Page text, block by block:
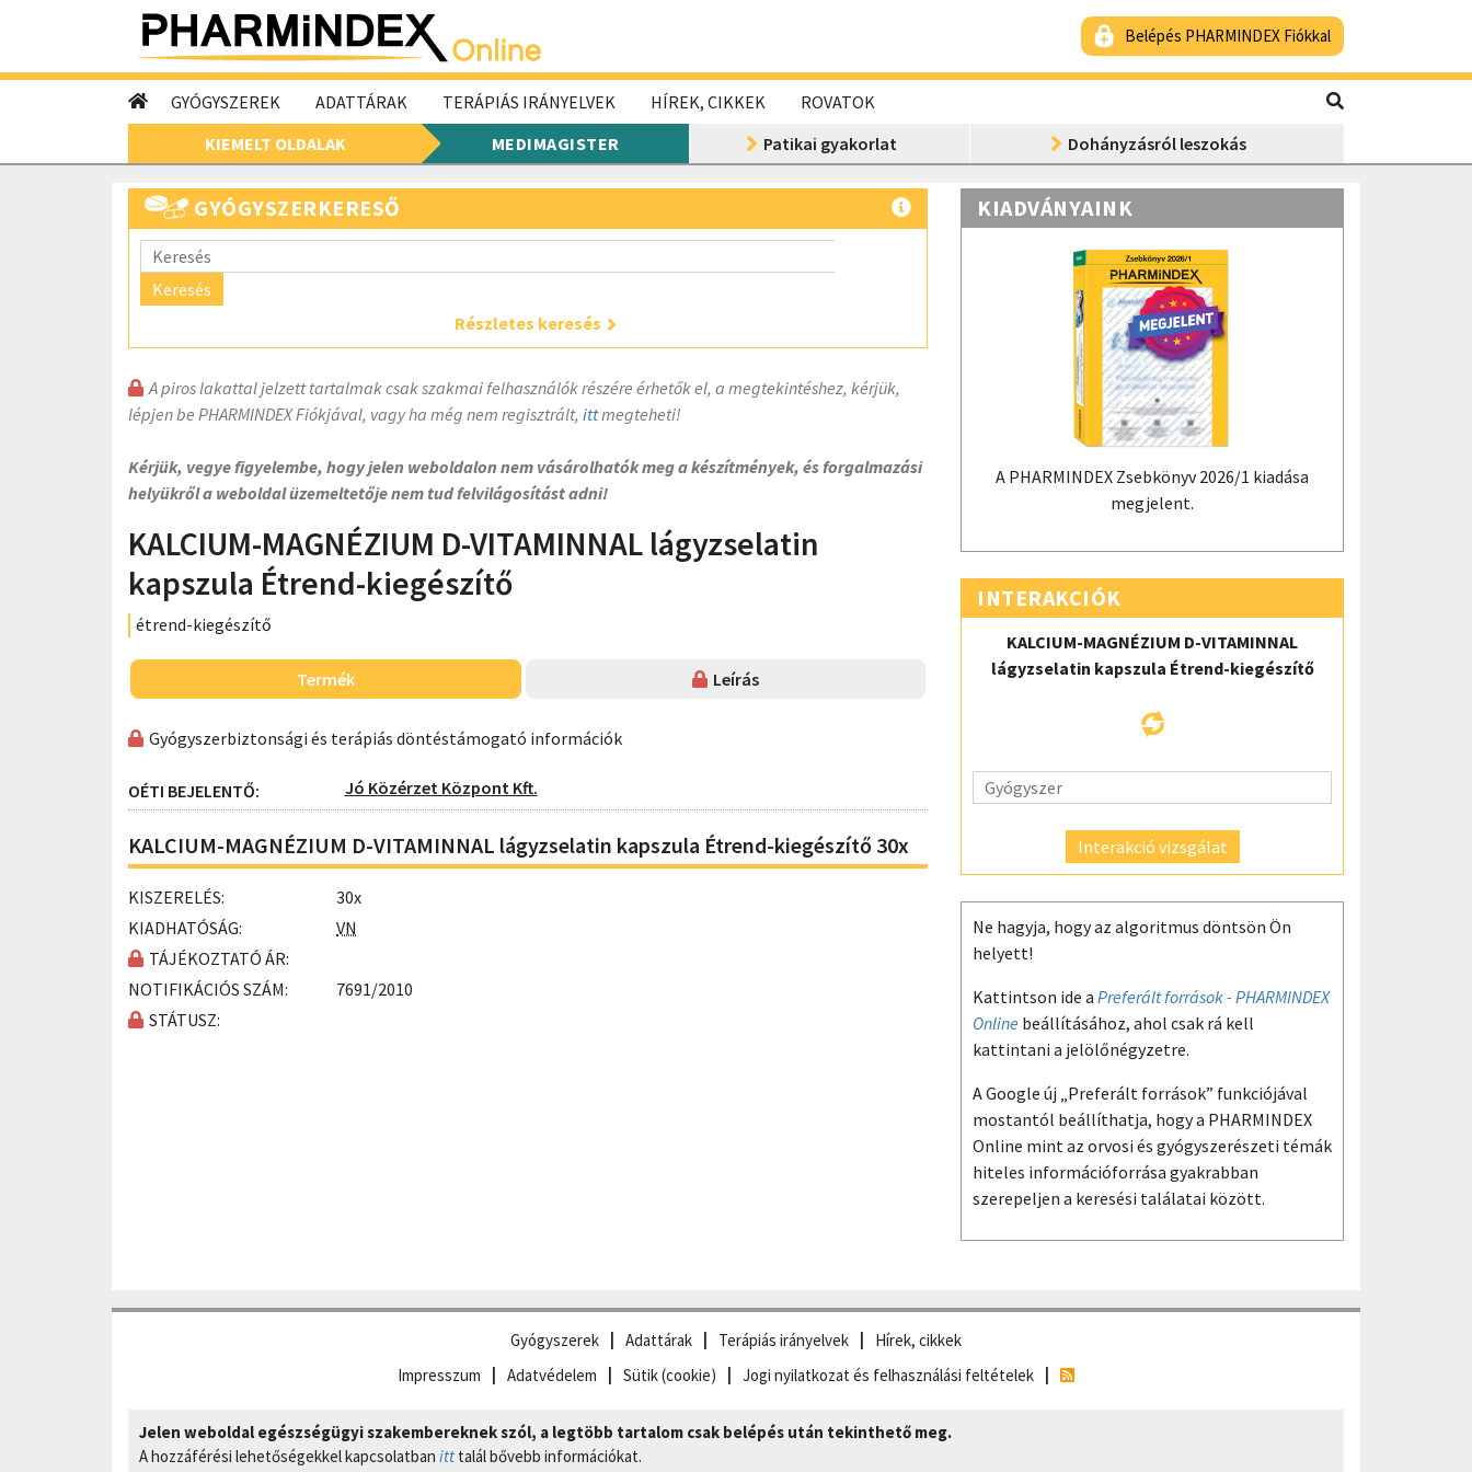
Belépés PHARMINDEX Fiókkal
GYÓGYSZEREK ADATTÁRAK TERÁPIÁS IRÁNYELVEK HÍREK, CIKKEK
ROVATOK
KIEMELT OLDALAK
MEDIMAGISTER Patikai gyakorlat Dohányzásról leszokás
GYÓGYSZERKERESŐ
Keresés
Részletes keresés
A piros lakattal jelzett tartalmak csak szakmai felhasználók részére érhetők el, a megtekintéshez, kérjük,
lépjen be PHARMINDEX Fiókjával, vagy ha még nem regisztrált, ittmegteheti!
Kérjük, vegye figyelembe, hogy jelen weboldalon nem vásárolhatók meg a készítmények, és forgalmazási
helyükről a weboldal üzemeltetője nem tud felvilágosítást adni!
KALCIUM-MAGNÉZIUM D-VITAMINNAL lágyzselatin
kapszula Étrend-kiegészítő
étrend-kiegészítő
Termék Leírás
Gyógyszerbiztonsági és terápiás döntéstámogató információk
OÉTI BEJELENTŐ: Jó Közérzet Központ Kft.
KALCIUM-MAGNÉZIUM D-VITAMINNAL lágyzselatin kapszula Étrend-kiegészítő 30x
KISZERELÉS:
30x
KIADHATÓSÁG:
VN
TÁJÉKOZTATÓ ÁR:
NOTIFIKÁCIÓS SZÁM:
7691/2010
STÁTUSZ:
KIADVÁNYAINK
A PHARMINDEX Zsebkönyv 2026/1 kiadása
megjelent.
INTERAKCIÓK
KALCIUM-MAGNÉZIUM D-VITAMINNAL
lágyzselatin kapszula Étrend-kiegészítő
Interakció vizsgálat
Ne hagyja, hogy az algoritmus döntsön Ön
helyett!
Kattintson ide a Preferált források - PHARMINDEX
Online beállításához, ahol csak rá kell
kattintani a jelölőnégyzetre.
A Google új „Preferált források” funkciójával
mostantól beállíthatja, hogy a PHARMINDEX
Online mint az orvosi és gyógyszerészeti témák
hiteles információforrása gyakrabban
szerepeljen a keresési találatai között.
Gyógyszerek Adattárak Terápiás irányelvek
Hírek, cikkek
Impresszum
Adatvédelem Sütik (cookie) Jogi nyilatkozat és felhasználási feltételek
Jelen weboldal egészségügyi szakembereknek szól, a legtöbb tartalom csak belépés után tekinthető meg.
A hozzáférési lehetőségekkel kapcsolatban itt talál bővebb információkat.